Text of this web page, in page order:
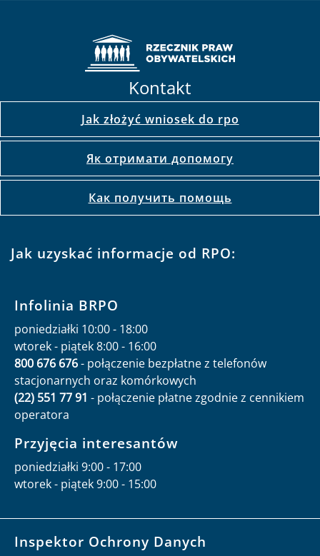
Kontakt
Jak złożyć wniosek do rpo
Як отримати допомогу
Как получить помощь
Jak uzyskać informacje od RPO:
Infolinia BRPO
poniedziałki 10:00 - 18:00
wtorek - piątek 8:00 - 16:00
800 676 676- połączenie bezpłatne z telefonów
stacjonarnych oraz komórkowych
(22) 551 77 91 - połączenie płatne zgodnie z cennikiem
operatora
Przyjęcia interesantów
poniedziałki 9:00 - 17:00
wtorek - piątek 9:00 - 15:00
Inspektor Ochrony Danych